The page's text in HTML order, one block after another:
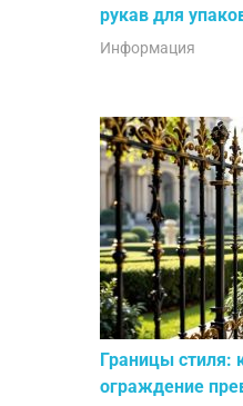
рукав для
Информация
Границы стиля:
ограждение